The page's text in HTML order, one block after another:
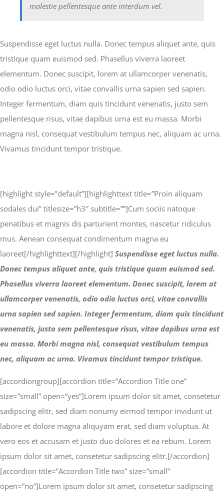
molestie pellentesque ante interdum vel.
Suspendisse eget luctus nulla. Donec tempus aliquet ante, quis
tristique quam euismod sed. Phasellus viverra laoreet
elementum. Donec suscipit, lorem at ullamcorper venenatis,
odio odio luctus orci, vitae convallis urna sapien sed sapien.
Integer fermentum, diam quis tincidunt venenatis, justo sem
pellentesque risus, vitae dapibus urna est eu massa. Morbi
magna nisl, consequat vestibulum tempus nec, aliquam ac urna.
Vivamus tincidunt tempor tristique.
[highlight style=”default”][highlighttext title=”Proin aliquam
sodales dui” titlesize=”h3″ subtitle=””]Cum sociis natoque
penatibus et magnis dis parturient montes, nascetur ridiculus
mus. Aenean consequat condimentum magna eu
laoreet[/highlighttext][/highlight] Suspendisse eget luctus nulla.
Donec tempus aliquet ante, quis tristique quam euismod sed.
Phasellus viverra laoreet elementum. Donec suscipit, lorem at
ullamcorper venenatis, odio odio luctus orci, vitae convallis
urna sapien sed sapien. Integer fermentum, diam quis tincidunt
venenatis, justo sem pellentesque risus, vitae dapibus urna est
eu massa. Morbi magna nisl, consequat vestibulum tempus
nec, aliquam ac urna. Vivamus tincidunt tempor tristique.
[accordiongroup][accordion title=”Accordion Title one”
size=”small” open=”yes”]Lorem ipsum dolor sit amet, consetetur
sadipscing elitr, sed diam nonumy eirmod tempor invidunt ut
labore et dolore magna aliquyam erat, sed diam voluptua. At
vero eos et accusam et justo duo dolores et ea rebum. Lorem
ipsum dolor sit amet, consetetur sadipscing elitr.[/accordion]
[accordion title=”Accordion Title two” size=”small”
open=”no”]Lorem ipsum dolor sit amet, consetetur sadipscing